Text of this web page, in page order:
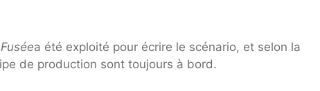
Fuséea été exploité pour écrire le scénario, et selon la
de production sont toujours à bord.